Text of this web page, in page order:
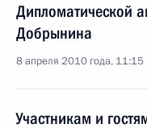
Дипломатической
Добрынина
8 апреля 2010 года, 11:15
Участникам и